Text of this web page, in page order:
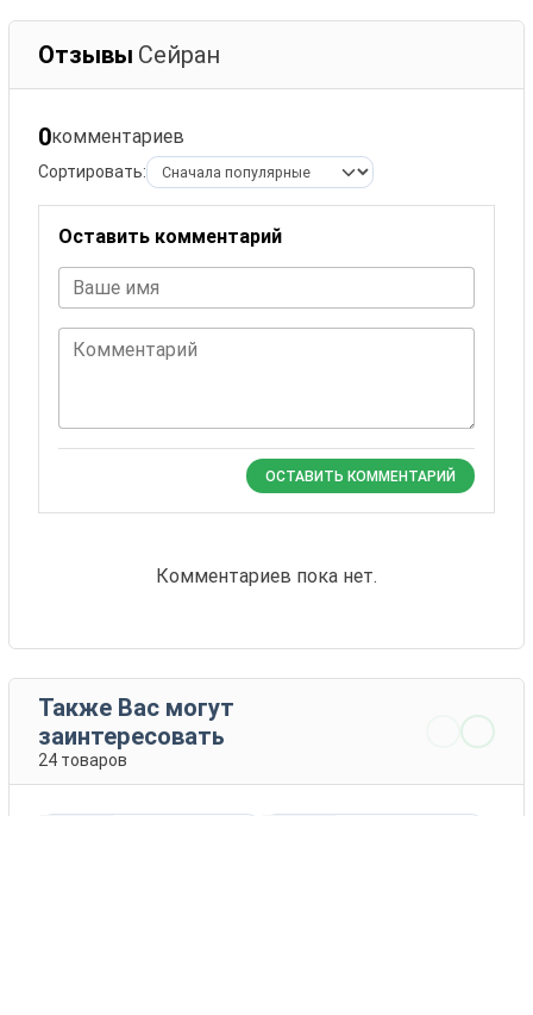
Отзывы Сейран
0комментариев
Сортировать:
Оставить комментарий
Ваше имя
Комментарий
ОСТАВИТЬ КОММЕНТАРИЙ
Комментариев пока нет.
Также Вас могут
заинтересовать
24 товаров